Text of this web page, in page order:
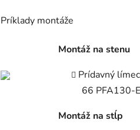
Príklady montáže
Montáž na stenu
Prídavný
66 PFA130-
Montáž na stĺp